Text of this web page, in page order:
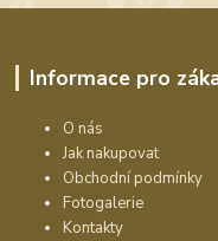
Informace pro
O nás
Jak nakupovat
Obchodní podmínky
Fotogalerie
Kontakty